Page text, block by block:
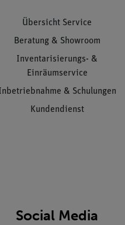
Übersicht Service
Beratung & Showroom
Inventarisierungs- &
Einräumservice
& Schulungen
Kundendienst
Social Media